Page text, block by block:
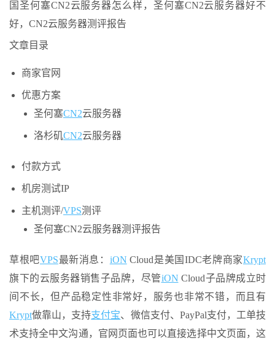
文章目录
商家官网
优惠方案
圣何塞CN2云服务器
洛杉矶CN2云服务器
付款方式
机房测试IP
主机测评/VPS测评
圣何塞CN2云服务器测评报告
草根吧VPS最新消息： iON Cloud是美国IDC老牌商家Krypt
旗下的云服务器销售子品牌，尽管iON Cloud子品牌成立时
间不长，但产品稳定性非常好，服务也非常不错，而且有
Krypt做靠山，支持支付宝、微信支付、PayPal支付，工单技
术支持全中文沟通，官网页面也可以直接选择中文页面，这